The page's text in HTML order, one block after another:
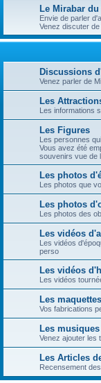
Le Mirabar
Envie de parler
Venez discuter de
Discussions
Venez parler de
Les
Les informations
Les Figures
Les personnes
Vous avez été
souvenirs vue de
Les photos
Les photos que
Les photos
Les photos des
Les vidéos
Les vidéos
perso
Les vidéos
Les vidéos
Les
Vos fabrications
Les
Venez ajouter les
Les Articles
Recensement